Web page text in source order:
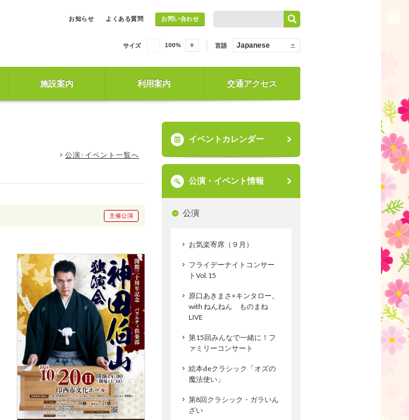
お知らせ よくある質問 お問い合わせ
サイズ 100% 言語 Japanese
施設案内 利用案内 交通アクセス
公演･イベント一覧へ
主催公演
イベントカレンダー
公演・イベント情報
公演
お気楽寄席（９月）
フライデーナイトコンサー
トVol.15
原口あきまさ×キンタロー。
with ねんねん ものまね
LIVE
第15回みんなで一緒に！フ
ァミリーコンサート
絵本deクラシック「オズの
魔法使い」
第8回クラシック・ガラいん
ざい